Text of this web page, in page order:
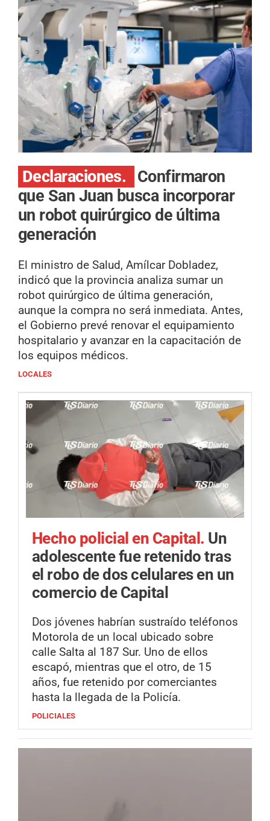
Declaraciones.
Confirmaron
que San Juan busca incorporar
un robot quirúrgico de última
generación
El ministro de Salud, Amílcar Dobladez,
indicó que la provincia analiza sumar un
robot quirúrgico de última generación,
aunque la compra no será inmediata. Antes,
el Gobierno prevé renovar el equipamiento
hospitalario y avanzar en la capacitación de
los equipos médicos.
LOCALES
Hecho policial en Capital. Un
adolescente fue retenido tras
el robo de dos celulares en un
comercio de Capital
Dos jóvenes habrían sustraído teléfonos
Motorola de un local ubicado sobre
calle Salta al 187 Sur. Uno de ellos
escapó, mientras que el otro, de 15
años, fue retenido por comerciantes
hasta la llegada de la Policía.
POLICIALES